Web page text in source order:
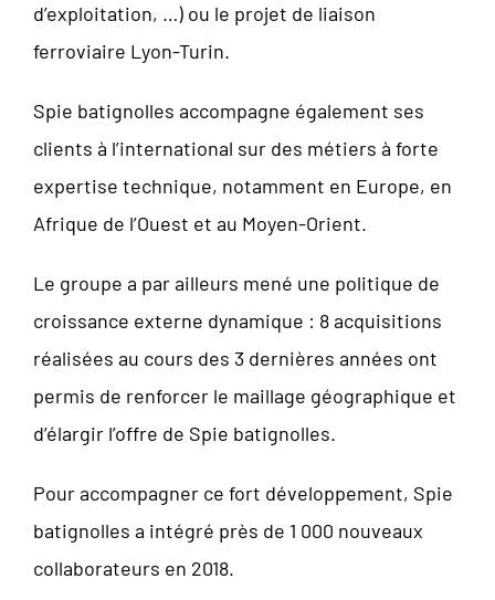
d’exploitation, …) ou le projet de liaison
ferroviaire Lyon-Turin.
Spie batignolles accompagne également ses
clients à l’international sur des métiers à forte
expertise technique, notamment en Europe, en
Afrique de l’Ouest et au Moyen-Orient.
Le groupe a par ailleurs mené une politique de
croissance externe dynamique : 8 acquisitions
réalisées au cours des 3 dernières années ont
permis de renforcer le maillage géographique et
d’élargir l’offre de Spie batignolles.
Pour accompagner ce fort développement, Spie
batignolles a intégré près de 1 000 nouveaux
collaborateurs en 2018.